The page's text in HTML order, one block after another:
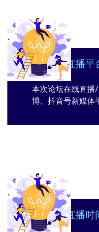
直播平
本次论坛在线直播
博、抖音号新媒体
直播时